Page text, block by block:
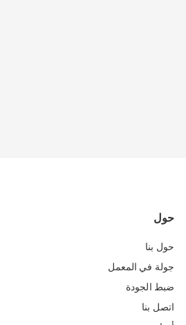
حول
حول بنا
جولة في المعمل
ضبط الجودة
اتصل بنا